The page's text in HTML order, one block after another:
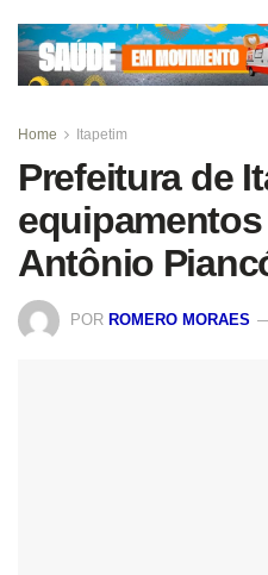
Home Itapetim
Prefeitura de
Antônio
POR ROMERO MORAES